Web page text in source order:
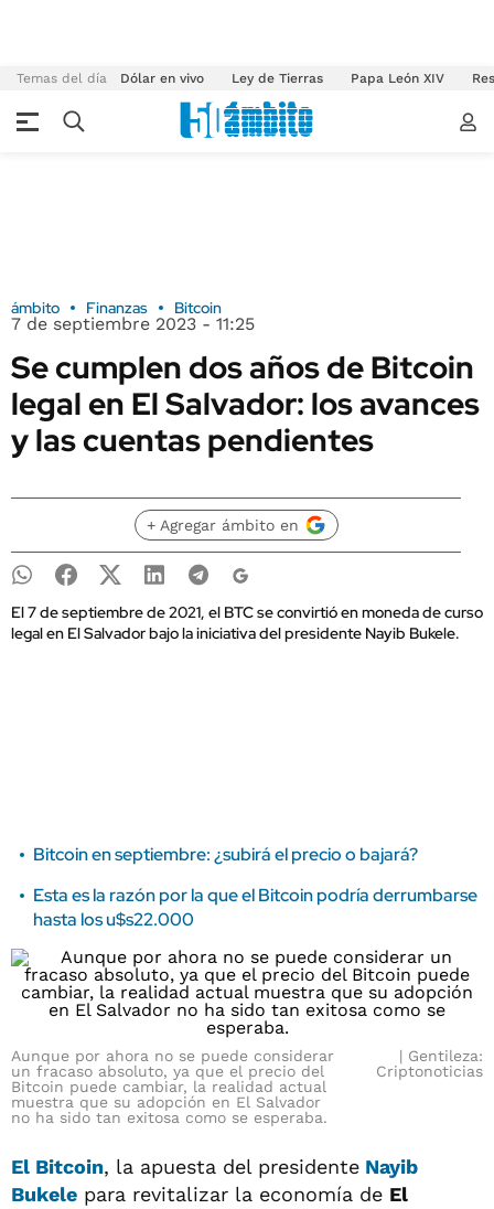
Temas del día Dólar en vivo Ley de Tierras Papa León XIV
ámbito Finanzas Bitcoin
7 de septiembre 2023 - 11:25
Se cumplen dos años de Bitcoin
legal en El Salvador: los avances
y las cuentas pendientes
+ Agregar ámbito en
El 7 de septiembre de 2021, el BTC se convirtió en moneda de curso
legal en El Salvador bajo la iniciativa del presidente Nayib Bukele.
Bitcoin en septiembre: ¿subirá el precio o bajará?
Esta es la razón por la que el Bitcoin podría derrumbarse
hasta los u$s22.000
Aunque por ahora no se puede considerar
un fracaso absoluto, ya que el precio del
Bitcoin puede cambiar, la realidad actual
muestra que su adopción en El Salvador
no ha sido tan exitosa como se esperaba.
Gentileza:
Criptonoticias
El Bitcoin, la apuesta del presidente Nayib
Bukele para revitalizar la economía de El